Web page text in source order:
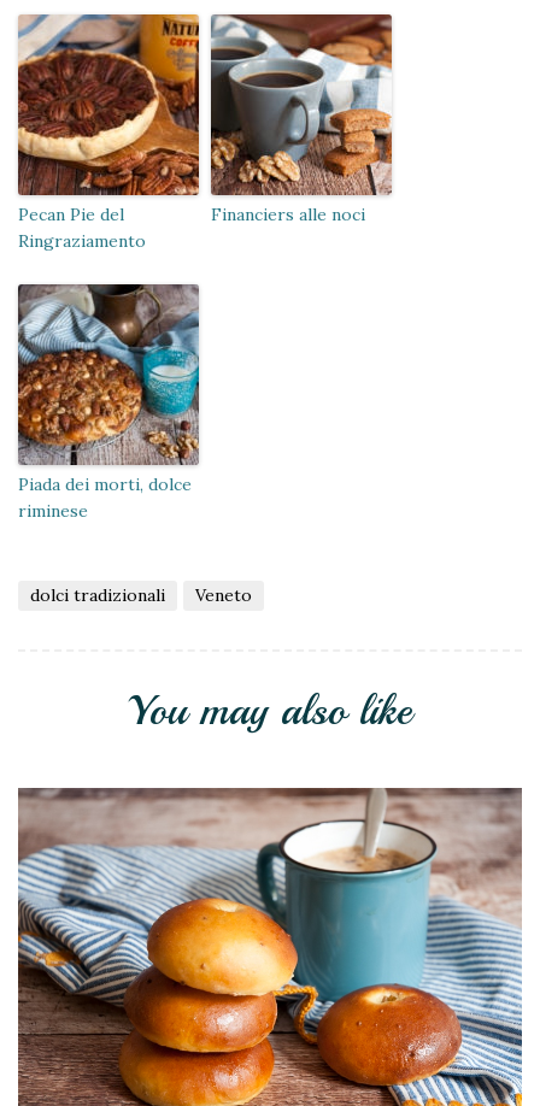
Pecan Pie del
Ringraziamento
Financiers alle noci
Piada dei morti, dolce
riminese
dolci tradizionali Veneto
You may also like